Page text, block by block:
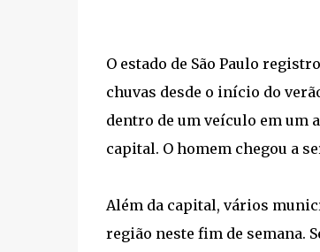
O estado de São Paulo
chuvas desde o início do
dentro de um veículo em um
capital. O homem chegou a
Além da capital, vários
região neste fim de semana.